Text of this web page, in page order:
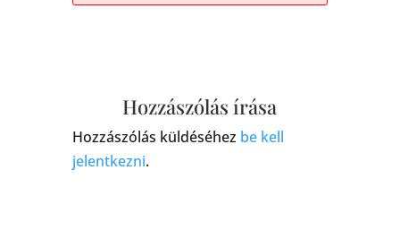
Hozzászólás írása
Hozzászólás küldéséhez be kell
jelentkezni.